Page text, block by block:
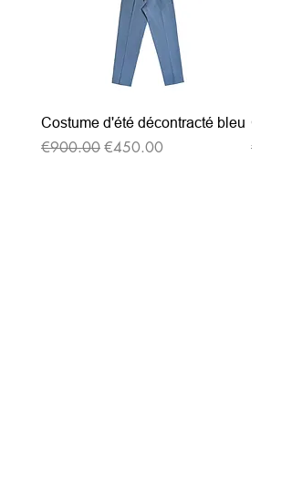
Costume d'été décontracté bleu
通常価格
€900.00セール価格
€450.00 通常価